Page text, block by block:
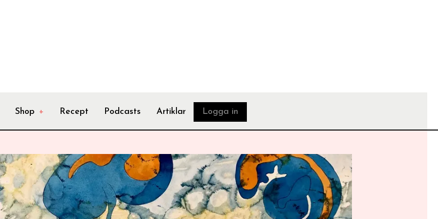
Shop + Recept Podcasts Artiklar Logga in